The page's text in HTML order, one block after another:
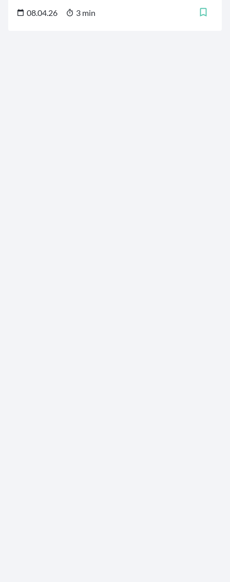
Markets wieder in den Fokus der Investoren. CAPinside
08.04.26 3 min